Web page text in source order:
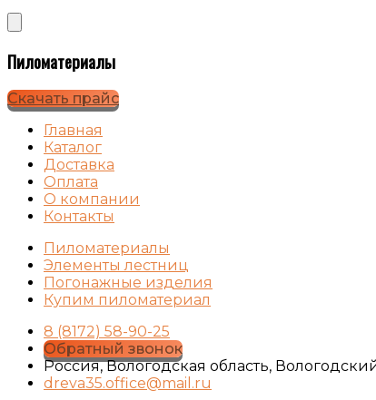
Пиломатериалы
Скачать прайс
Главная
Каталог
Доставка
Оплата
О компании
Контакты
Пиломатериалы
Элементы лестниц
Погонажные изделия
Купим пиломатериал
8 (8172) 58-90-25
Обратный звонок
Россия, Вологодская область,
dreva35.office@mail.ru